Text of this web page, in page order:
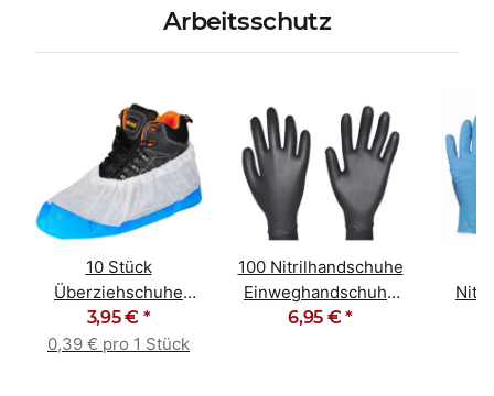
Arbeitsschutz
10 Stück
Überziehschuhe
Polypropylen blau /
weiß
3,95 € *
0,39 € pro 1 Stück
100 Nitrilhandschuhe
Einweghandschuhe
ungepudert schwarz
6,95 €*